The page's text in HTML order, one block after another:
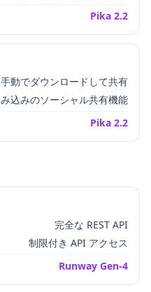
Pika 2.2
手動でダウンロードして共有
込みのソーシャル共有機能
Pika 2.2
完全な REST API
制限付き API アクセス
Runway Gen-4